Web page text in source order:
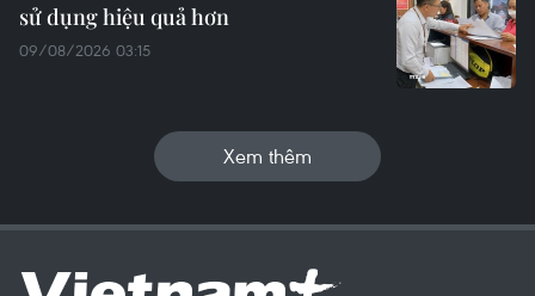
sử dụng hiệu quả hơn
09/08/2026 03:15
Xem thêm